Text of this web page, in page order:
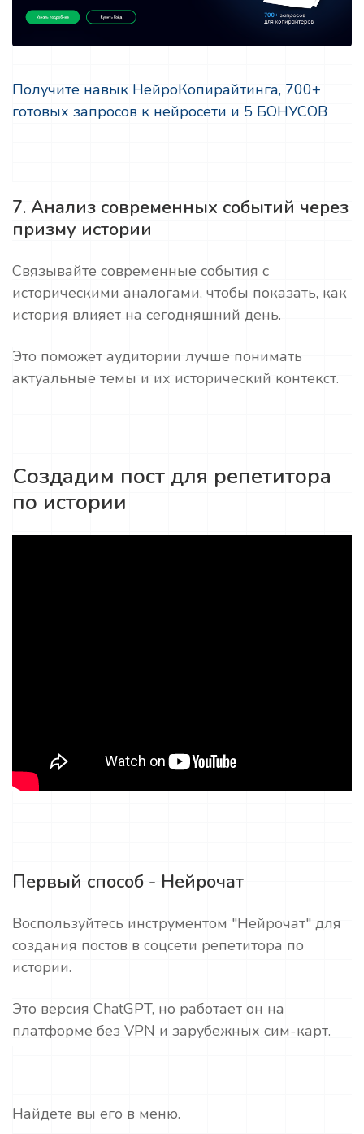
Получите навык НейроКопирайтинга, 700+
готовых запросов к нейросети и 5 БОНУСОВ
7. Анализ современных событий через
призму истории
Связывайте современные события с
историческими аналогами, чтобы показать, как
история влияет на сегодняшний день.
Это поможет аудитории лучше понимать
актуальные темы и их исторический контекст.
Создадим пост для репетитора
по истории
Первый способ - Нейрочат
Воспользуйтесь инструментом "Нейрочат" для
создания постов в соцсети репетитора по
истории.
Это версия ChatGPT, но работает он на
платформе без VPN и зарубежных сим-карт.
Найдете вы его в меню.